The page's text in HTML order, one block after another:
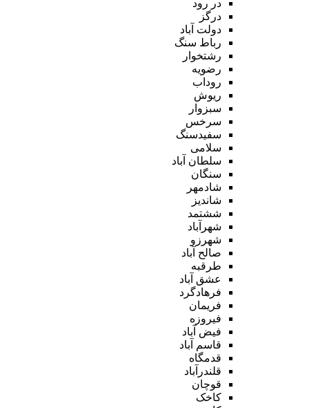
در رود
درگز
دولت آباد
رباط سنگ
رشتخوار
رضویه
روداب
ریوش
سبزوار
سرخس
سفیدسنگ
سلامی
سلطان آباد
سنگان
شادمهر
شاندیز
ششتمد
شهرآباد
شهرزو
صالح آباد
طرقبه
عشق آباد
فرهادگرد
فریمان
فیروزه
فیض آباد
قاسم آباد
قدمگاه
قلندرآباد
قوچان
کاخک